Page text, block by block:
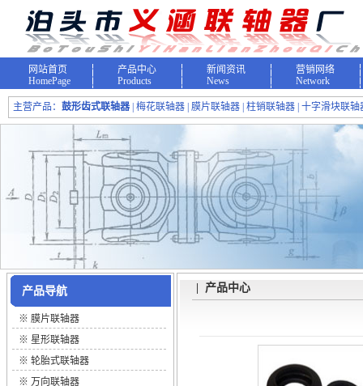
网站首页
HomePage
产品中心
Products
新闻资讯
News
营销网络
Network
主营产品： 鼓形齿式联轴器 | 梅花联轴器 | 膜片联轴器 | 柱销联轴器 | 十字滑块联轴
产品导航
※ 膜片联轴器
※ 星形联轴器
※ 轮胎式联轴器
※ 万向联轴器
| 产品中心